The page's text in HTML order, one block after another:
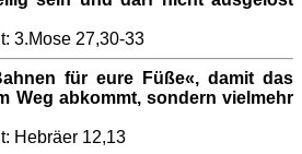
3.Mose 27,30-33
für eure Füße«, damit das
Weg abkommt, sondern vielmehr
Hebräer 12,13